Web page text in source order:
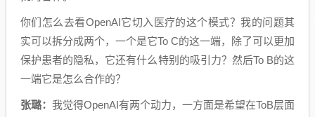
你们怎么去看OpenAI它切入医疗的这个模式？我的问题其
实可以拆分成两个，一个是它To C的这一端，除了可以更加
保护患者的隐私，它还有什么特别的吸引力？然后To B的这
一端它是怎么合作的？
张璐： 我觉得OpenAI有两个动力，一方面是希望在ToB层面